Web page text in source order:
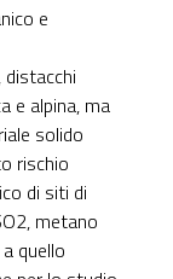
e
e alpina, ma
solido
rischio
di siti di
metano
quello